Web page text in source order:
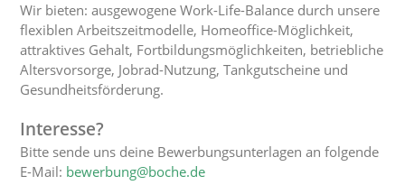
Wir bieten: ausgewogene Work-Life-Balance durch unsere
flexiblen Arbeitszeitmodelle, Homeoffice-Möglichkeit,
attraktives Gehalt, Fortbildungsmöglichkeiten, betriebliche
Altersvorsorge, Jobrad-Nutzung, Tankgutscheine und
Gesundheitsförderung.
Interesse?
Bitte sende uns deine Bewerbungsunterlagen an folgende
E-Mail: bewerbung@boche.de